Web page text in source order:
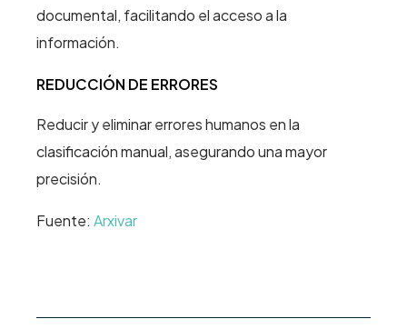
documental, facilitando el acceso a la
información.
REDUCCIÓN DE ERRORES
Reducir y eliminar errores humanos en la
clasificación manual, asegurando una mayor
precisión.
Fuente: Arxivar